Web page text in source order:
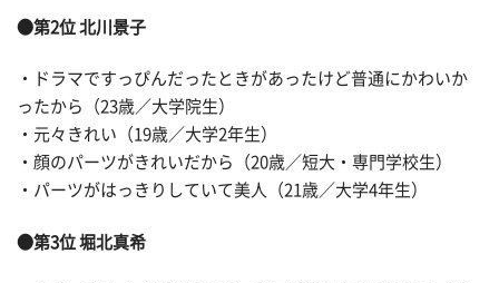
●第2位 北川景子
・ドラマですっぴんだったときがあったけど普通にかわいか
ったから（23歳／大学院生）
・元々きれい（19歳／大学2年生）
・顔のパーツがきれいだから（20歳／短大・専門学校生）
・パーツがはっきりしていて美人（21歳／大学4年生）
●第3位 堀北真希